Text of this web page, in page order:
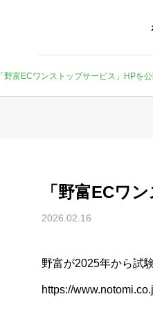
「野富ECワンストップサービス」HPを
「野富ECワ
2026.02.16
野富が2025年から試
https://